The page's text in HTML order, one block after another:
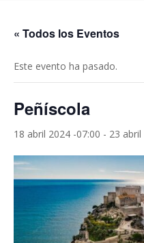
« Todos los Eventos
Este evento ha pasado.
Peñíscola
18 abril 2024 -07:00 - 23